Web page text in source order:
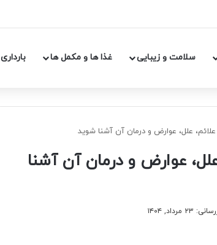
سلامت و زیبایی غذا ها و مکمل ها بارداری
علل، عوارض و درمان آن آشنا شوید
عوارض و درمان آن آشنا
۱۴۰۴